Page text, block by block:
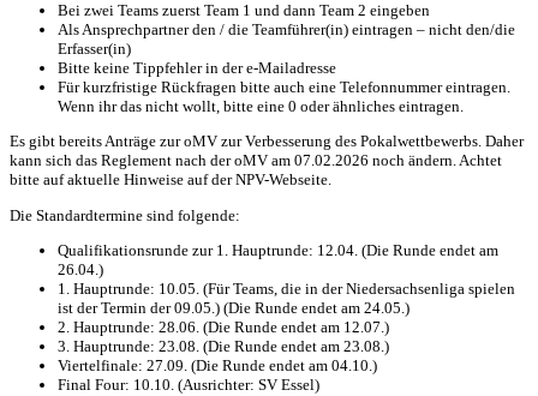
Bei zwei Teams zuerst Team 1 und dann Team 2 eingeben
Als Ansprechpartner den / die Teamführer(in) eintragen – nicht den/die
Erfasser(in)
Bitte keine Tippfehler in der e-Mailadresse
Für kurzfristige Rückfragen bitte auch eine Telefonnummer eintragen.
Wenn ihr das nicht wollt, bitte eine 0 oder ähnliches eintragen.
Es gibt bereits Anträge zur oMV zur Verbesserung des Pokalwettbewerbs. Daher
kann sich das Reglement nach der oMV am 07.02.2026 noch ändern. Achtet
bitte auf aktuelle Hinweise auf der NPV-Webseite.
Die Standardtermine sind folgende:
Qualifikationsrunde zur 1. Hauptrunde: 12.04. (Die Runde endet am
26.04.)
1. Hauptrunde: 10.05. (Für Teams, die in der Niedersachsenliga spielen
ist der Termin der 09.05.) (Die Runde endet am 24.05.)
2. Hauptrunde: 28.06. (Die Runde endet am 12.07.)
3. Hauptrunde: 23.08. (Die Runde endet am 23.08.)
Viertelfinale: 27.09. (Die Runde endet am 04.10.)
Final Four: 10.10. (Ausrichter: SV Essel)